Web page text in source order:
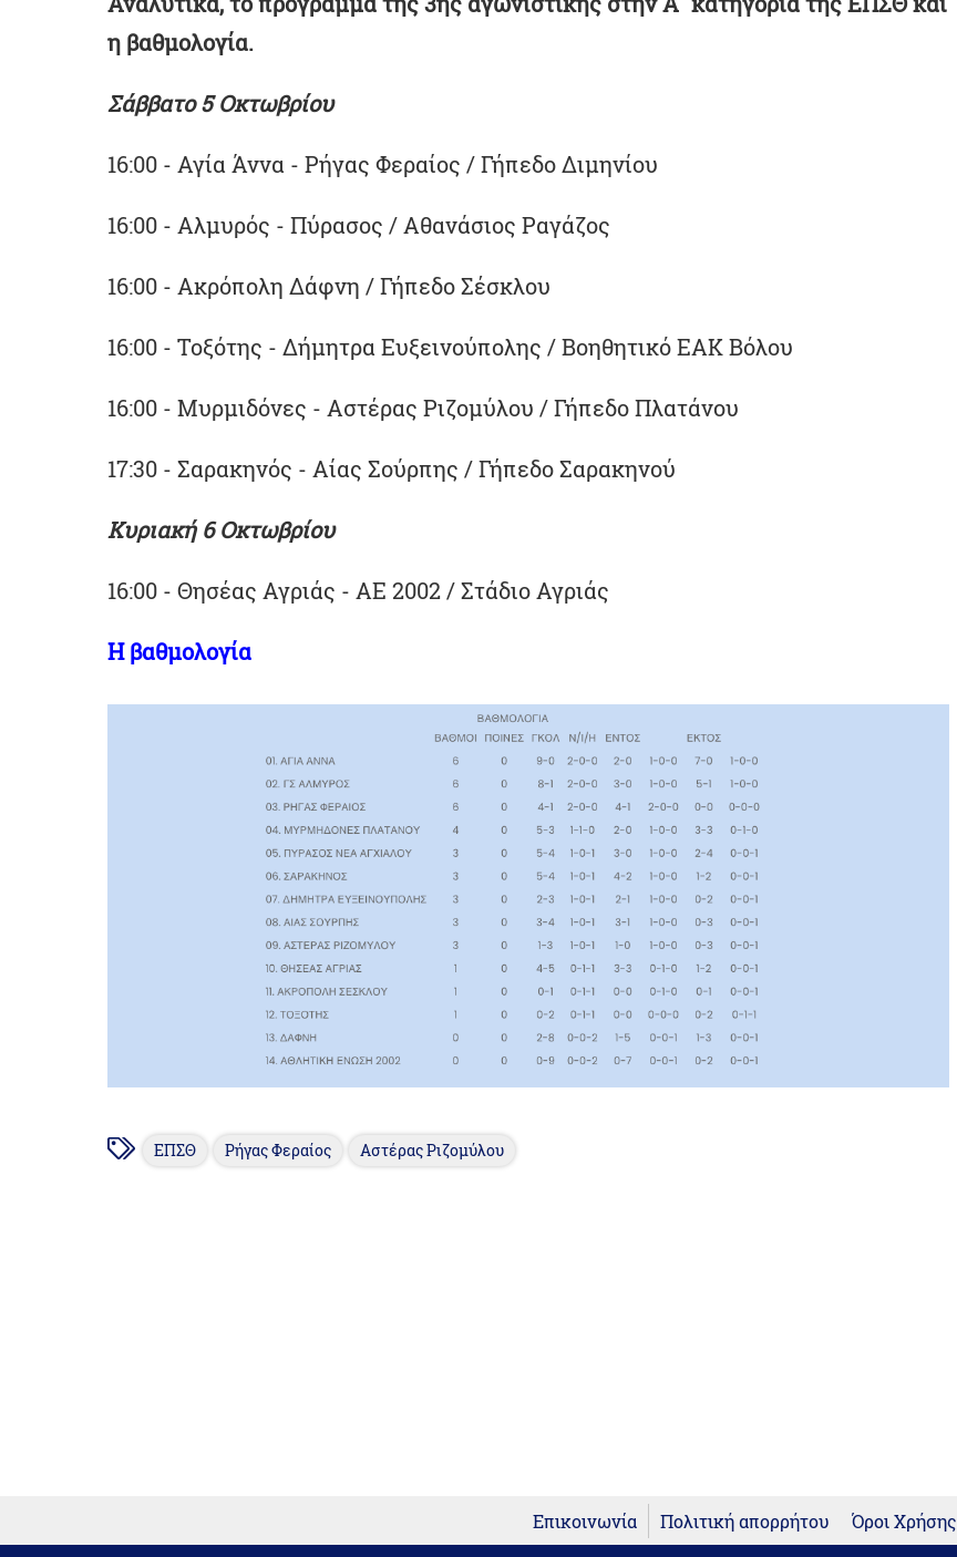
η βαθμολογία.
Σάββατο 5 Οκτωβρίου
16:00 - Αγία Άννα - Ρήγας Φεραίος / Γήπεδο Διμηνίου
16:00 - Αλμυρός - Πύρασος / Αθανάσιος Ραγάζος
16:00 - Ακρόπολη Δάφνη / Γήπεδο Σέσκλου
16:00 - Τοξότης - Δήμητρα Ευξεινούπολης / Βοηθητικό ΕΑΚ Βόλου
16:00 - Μυρμιδόνες - Αστέρας Ριζομύλου / Γήπεδο Πλατάνου
17:30 - Σαρακηνός - Αίας Σούρπης / Γήπεδο Σαρακηνού
Κυριακή 6 Οκτωβρίου
16:00 - Θησέας Αγριάς - ΑΕ 2002 / Στάδιο Αγριάς
Η βαθμολογία
ΕΠΣΘ Ρήγας Φεραίος Αστέρας Ριζομύλου
Επικοινωνία Πολιτική απορρήτου Όροι Χρήσης